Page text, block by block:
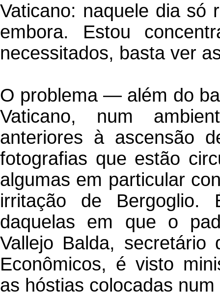
Vaticano: naquele dia só
embora. Estou
necessitados, basta ver
O problema — além do
Vaticano, num
anteriores à ascensão
fotografias que estão
algumas em particular
irritação de
daquelas em que o
Vallejo Balda, secretário
Econômicos, é visto
as hóstias colocadas